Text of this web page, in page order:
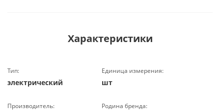
Характеристики
Тип:
электрический
Единица измерения:
шт
Производитель: Родина бренда: